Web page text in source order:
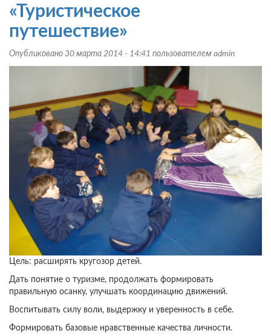
патриотов»
«Туристическое
путешествие»
Опубликовано 30 марта 2014 - 14:41 пользователем admin
Цель: расширять кругозор детей.
Дать понятие о туризме, продолжать формировать
правильную осанку, улучшать координацию движений.
Воспитывать силу воли, выдержку и уверенность в себе.
Формировать базовые нравственные качества личности.